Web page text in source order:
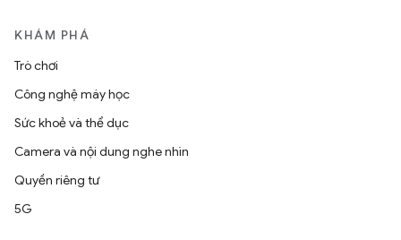
KHÁM PHÁ
Trò chơi
Công nghệ máy học
Sức khoẻ và thể dục
Camera và nội dung nghe nhìn
Quyền riêng tư
5G